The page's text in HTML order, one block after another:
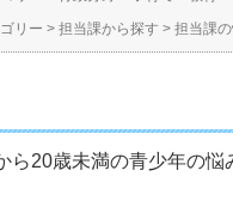
リー > 担当課から探す > 担当課
から20歳未満の青少
曜日～金